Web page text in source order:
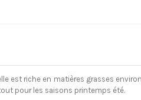
est riche en matières grasses
pour les saisons printemps été.